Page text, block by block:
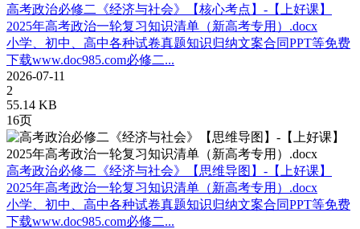
高考政治必修二《经济与社会》【核心考点】-【上好课】
2025年高考政治一轮复习知识清单（新高考专用）.docx
小学、初中、高中各种试卷真题知识归纳文案合同PPT等免费
下载www.doc985.com必修二...
2026-07-11
2
55.14 KB
16页
高考政治必修二《经济与社会》【思维导图】-【上好课】
2025年高考政治一轮复习知识清单（新高考专用）.docx
小学、初中、高中各种试卷真题知识归纳文案合同PPT等免费
下载www.doc985.com必修二...